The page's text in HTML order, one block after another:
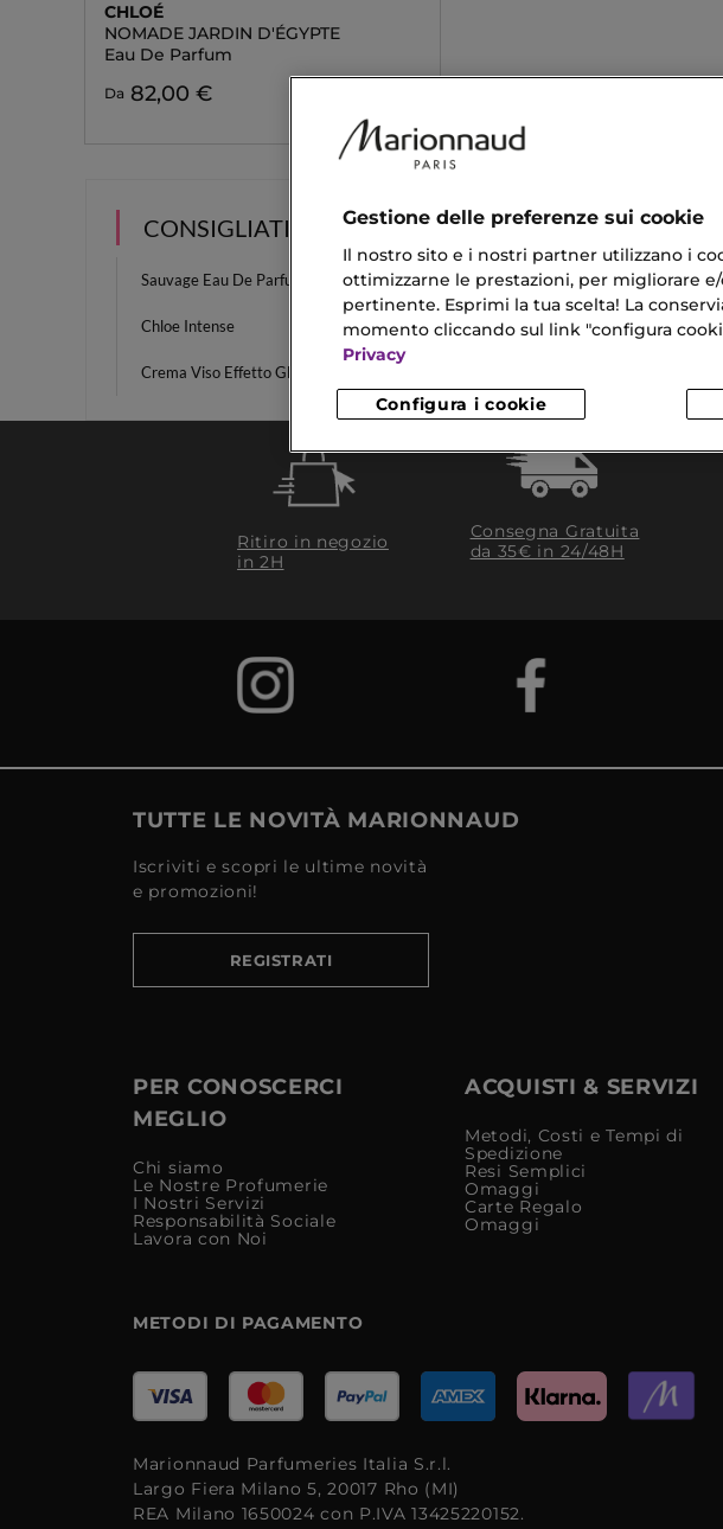
CHLOÉ
NOMADE JARDIN D'ÉGYPTE
Eau De Parfum
Da 82,00 €
CONSIGLIATI PER TE
Sauvage Eau De Parfum Miss Dior Eau De Parfum
Chloe Intense Blush Makeup
Crema Viso Effetto Glow
Ritiro in negozio
in 2H
Consegna Gratuita
da 35€​ in 24/48H
TUTTE LE NOVITÀ MARIONNAUD
Iscriviti e scopri le ultime novità
e promozioni!
REGISTRATI
PER CONOSCERCI
MEGLIO
Chi siamo
Le Nostre Profumerie
I Nostri Servizi
Responsabilità Sociale
Lavora con Noi
ACQUISTI & SERVIZI
Metodi, Costi e Tempi di
Spedizione
Resi Semplici
Omaggi
Carte Regalo
Omaggi
METODI DI PAGAMENTO
Marionnaud Parfumeries Italia S.r.l.
Largo Fiera Milano 5, 20017 Rho (MI)
REA Milano 1650024 con P.IVA 13425220152.
Gestione delle preferenze sui cookie
Il nostro sito e i nostri partner utilizzano i
ottimizzarne le prestazioni, per migliorare
pertinente. Esprimi la tua scelta! La
momento cliccando sul link "configura
Privacy
Configura i cookie